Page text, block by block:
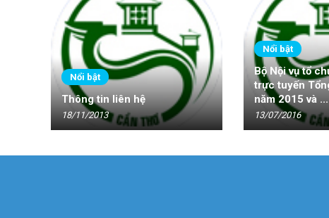
Nổi bật
Thông tin liên hệ
18/11/2013
Nổi bật
Bộ Nội vụ tổ
trực tuyến
năm 2015 và ...
13/07/2016